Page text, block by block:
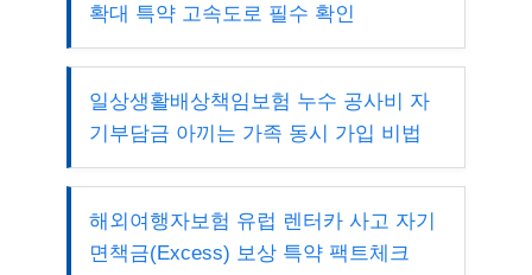
확대 특약 고속도로 필수 확인
일상생활배상책임보험 누수 공사비 자
기부담금 아끼는 가족 동시 가입 비법
해외여행자보험 유럽 렌터카 사고 자기
면책금(Excess) 보상 특약 팩트체크